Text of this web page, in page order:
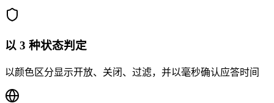
以 3 种状态判定
以颜色区分显示开放、关闭、过滤，并以毫秒确认应答时间